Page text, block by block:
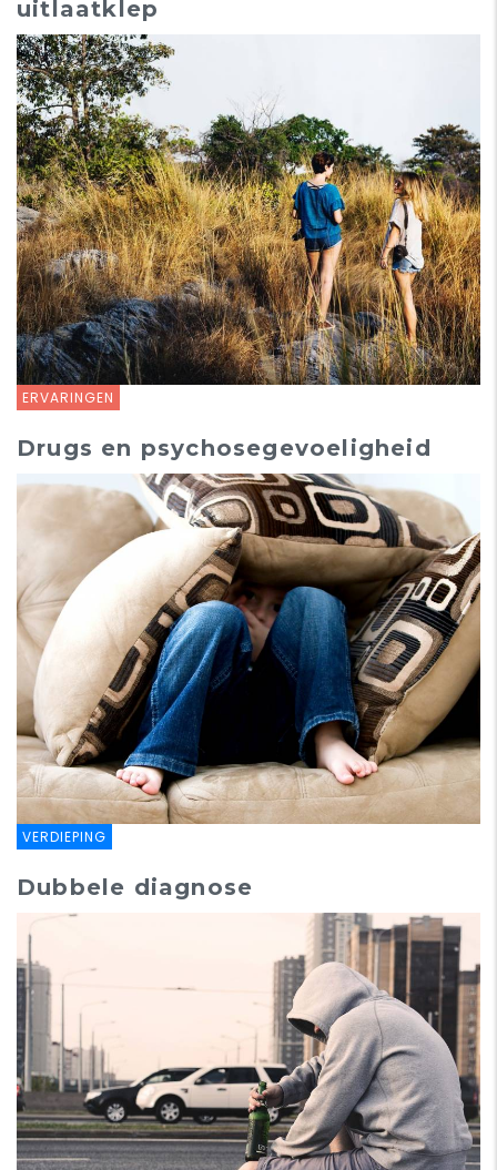
ERVARINGEN
uitlaatklep
VERDIEPING
Drugs en psychosegevoeligheid
Dubbele diagnose